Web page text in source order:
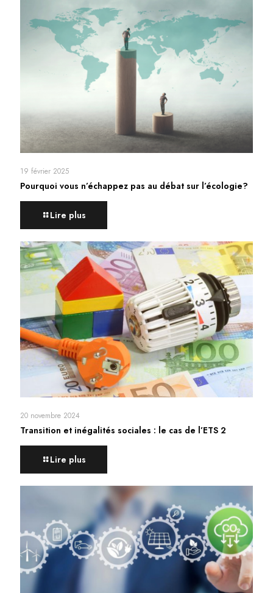
19 février 2025
Pourquoi vous n’échappez pas au débat sur l’écologie?
Lire plus
20 novembre 2024
Transition et inégalités sociales : le cas de l’ETS 2
Lire plus